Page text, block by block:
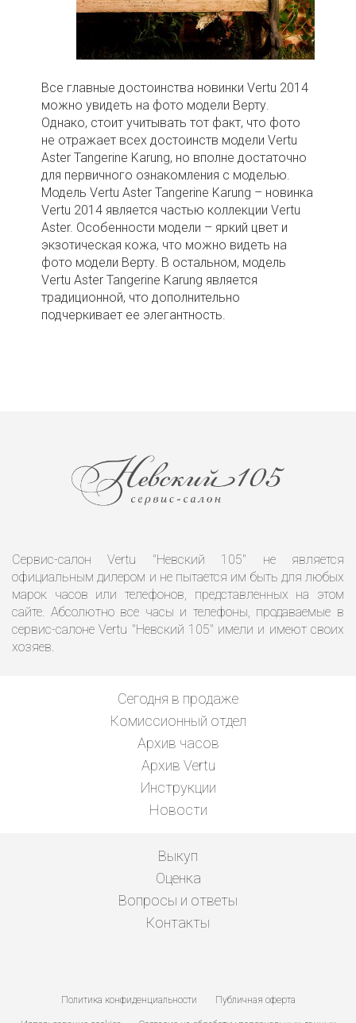
Все главные достоинства новинки Vertu 2014
можно увидеть на фото модели Верту.
Однако, стоит учитывать тот факт, что фото
не отражает всех достоинств модели Vertu
Aster Tangerine Karung, но вполне достаточно
для первичного ознакомления с моделью.
Модель Vertu Aster Tangerine Karung – новинка
Vertu 2014 является частью коллекции Vertu
Aster. Особенности модели – яркий цвет и
экзотическая кожа, что можно видеть на
фото модели Верту. В остальном, модель
Vertu Aster Tangerine Karung является
традиционной, что дополнительно
подчеркивает ее элегантность.
Сервис-салон Vertu "Невский 105" не является
официальным дилером и не пытается им быть для любых
марок часов или телефонов, представленных на этом
сайте. Абсолютно все часы и телефоны, продаваемые в
сервис-салоне Vertu "Невский 105" имели и имеют своих
хозяев.
Сегодня в продаже
Комиссионный отдел
Архив часов
Архив Vertu
Инструкции
Новости
Выкуп
Оценка
Вопросы и ответы
Контакты
Политика конфиденциальности Публичная оферта